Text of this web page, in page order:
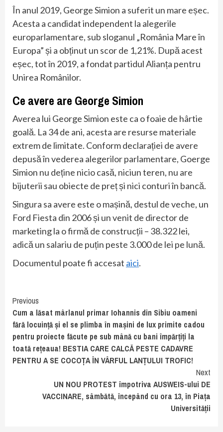
În anul 2019, George Simion a suferit un mare eșec.
Acesta a candidat independent la alegerile
europarlamentare, sub sloganul „România Mare în
Europa” și a obținut un scor de 1,21%. După acest
eșec, tot în 2019, a fondat partidul Alianța pentru
Unirea Românilor.
Ce avere are George Simion
Averea lui George Simion este ca o foaie de hârtie
goală. La 34 de ani, acesta are resurse materiale
extrem de limitate. Conform declarației de avere
depusă în vederea alegerilor parlamentare, Goerge
Simion nu deține nicio casă, niciun teren, nu are
bijuterii sau obiecte de preț și nici conturi în bancă.
Singura sa avere este o mașină, destul de veche, un
Ford Fiesta din 2006 și un venit de director de
marketing la o firmă de construcții – 38.322 lei,
adică un salariu de puțin peste 3.000 de lei pe lună.
Documentul poate fi accesat aici.
Continue
Reading
Previous
Cum a lăsat mârlanul primar Iohannis din Sibiu oameni
fără locuință și el se plimba în mașini de lux primite cadou
pentru proiecte făcute pe sub mână cu bani împărțiți la
toată rețeaua! BESTIA CARE CALCĂ PESTE CADAVRE
PENTRU A SE COCOȚA ÎN VÂRFUL LANȚULUI TROFIC!
Next
UN NOU PROTEST împotriva AUSWEIS-ului DE
VACCINARE, sâmbătă, începând cu ora 13, în Piața
Universității